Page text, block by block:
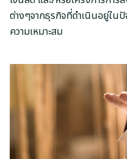
ต่างๆจากธุรกิจที่ดำเนินอยู่ใน
ความเหมาะสม